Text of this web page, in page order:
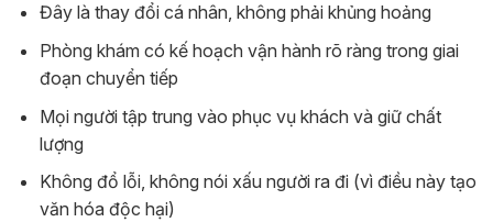
Đây là thay đổi cá nhân, không phải khủng hoảng
Phòng khám có kế hoạch vận hành rõ ràng trong giai
đoạn chuyển tiếp
Mọi người tập trung vào phục vụ khách và giữ chất
lượng
Không đổ lỗi, không nói xấu người ra đi (vì điều này tạo
văn hóa độc hại)